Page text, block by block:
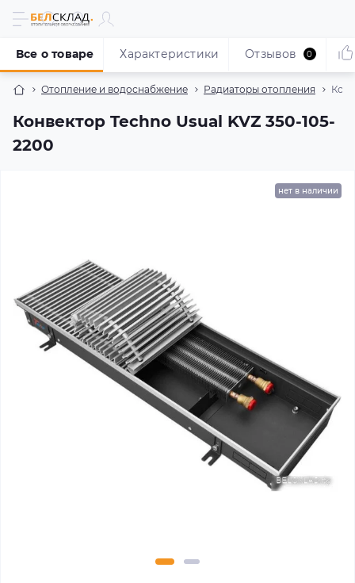
Отопление и водоснабжение Радиаторы отопления
Конвектор Techno Usual KVZ 350-105-
2200
Все о товаре Характеристики Отзывов 0
нет в наличии